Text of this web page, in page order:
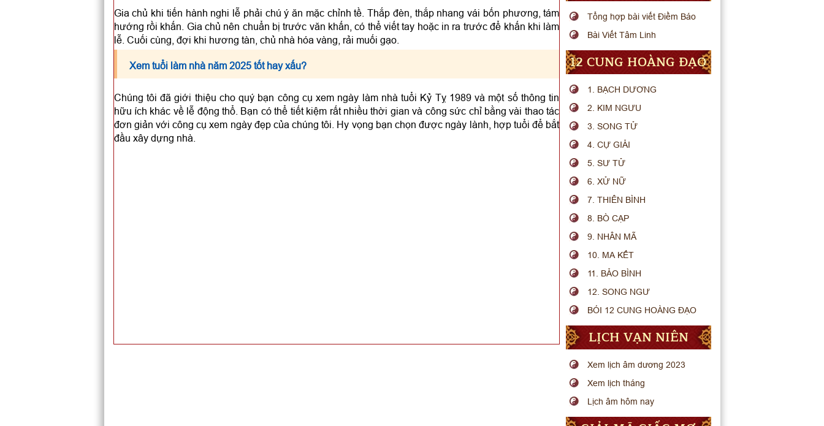
Gia chủ khi tiến hành nghi lễ phải chú ý ăn mặc chỉnh tề. Thắp đèn, thắp nhang vái bốn phương, tám
hướng rồi khấn. Gia chủ nên chuẩn bị trước văn khấn, có thể viết tay hoặc in ra trước để khấn khi làm
lễ. Cuối cùng, đợi khi hương tàn, chủ nhà hóa vàng, rải muối gạo.
Xem tuổi làm nhà năm 2025 tốt hay xấu?
Chúng tôi đã giới thiệu cho quý bạn công cụ xem ngày làm nhà tuổi Kỷ Tỵ 1989 và một số thông tin
hữu ích khác về lễ động thổ. Bạn có thể tiết kiệm rất nhiều thời gian và công sức chỉ bằng vài thao tác
đơn giản với công cụ xem ngày đẹp của chúng tôi. Hy vọng bạn chọn được ngày lành, hợp tuổi để bắt
đầu xây dựng nhà.
Tổng hợp bài viết Điềm Báo
Bài Viết Tâm Linh
12 CUNG HOÀNG ĐẠO
1. BẠCH DƯƠNG
2. KIM NGƯU
3. SONG TỬ
4. CỰ GIẢI
5. SƯ TỬ
6. XỬ NỮ
7. THIÊN BÌNH
8. BÒ CẠP
9. NHÂN MÃ
10. MA KẾT
11. BẢO BÌNH
12. SONG NGƯ
BÓI 12 CUNG HOÀNG ĐẠO
LỊCH VẠN NIÊN
Xem lịch âm dương 2023
Xem lịch tháng
Lịch âm hôm nay